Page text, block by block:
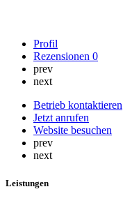
Profil
Rezensionen 0
prev
next
Betrieb kontaktieren
Jetzt anrufen
Website besuchen
prev
next
Leistungen